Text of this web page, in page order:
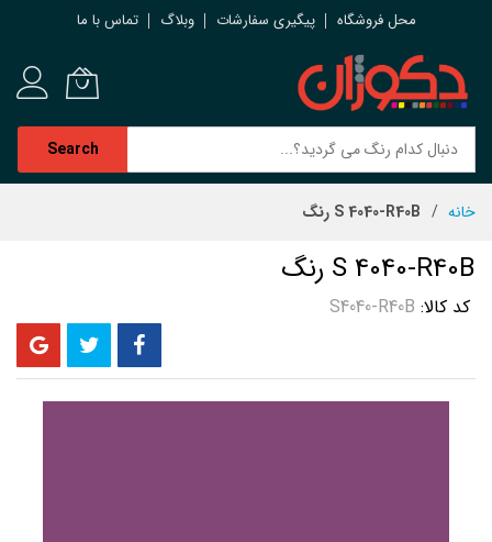
محل فروشگاه پیگیری سفارشات وبلاگ تماس با ما
Search
خانه S 4040-R40B رنگ
S 4040-R40B رنگ
کد کالا S4040-R40B